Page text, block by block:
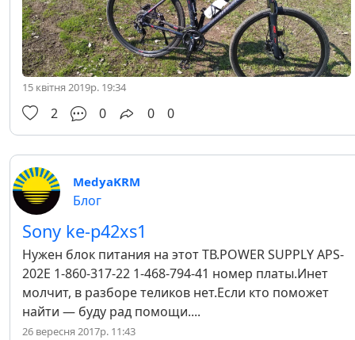
15 квітня 2019р. 19:34
2 0 0 0
MedyaKRM
Блог
Sony ke-p42xs1
Нужен блок питания на этот ТВ.POWER SUPPLY APS-
202E 1-860-317-22 1-468-794-41 номер платы.Инет
молчит, в разборе теликов нет.Если кто поможет
найти — буду рад помощи....
26 вересня 2017р. 11:43